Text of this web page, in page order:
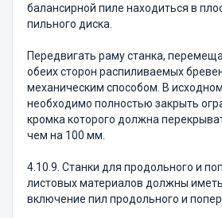
балансирной пиле находиться в
пильного диска.
Передвигать раму станка,
обеих сторон распиливаемых
механическим способом. В
необходимо полностью закрыть
кромка которого должна
чем на 100 мм.
4.10.9. Станки для продольного и
листовых материалов должны
включение пил продольного и